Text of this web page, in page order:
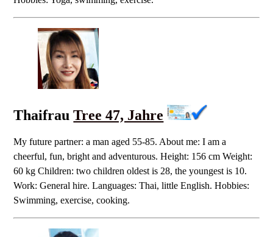
ThaifrauTree 47, Jahre
My future partner: a man aged 55-85. About me: I am a
cheerful, fun, bright and adventurous. Height: 156 cm Weight:
60 kg Children: two children oldest is 28, the youngest is 10.
Work: General hire. Languages: Thai, little English. Hobbies:
Swimming, exercise, cooking.